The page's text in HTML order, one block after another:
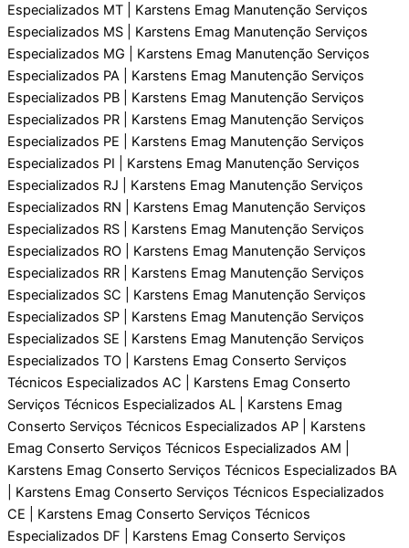
Especializados MT | Karstens Emag Manutenção Serviços
Especializados MS | Karstens Emag Manutenção Serviços
Especializados MG | Karstens Emag Manutenção Serviços
Especializados PA | Karstens Emag Manutenção Serviços
Especializados PB | Karstens Emag Manutenção Serviços
Especializados PR | Karstens Emag Manutenção Serviços
Especializados PE | Karstens Emag Manutenção Serviços
Especializados PI | Karstens Emag Manutenção Serviços
Especializados RJ | Karstens Emag Manutenção Serviços
Especializados RN | Karstens Emag Manutenção Serviços
Especializados RS | Karstens Emag Manutenção Serviços
Especializados RO | Karstens Emag Manutenção Serviços
Especializados RR | Karstens Emag Manutenção Serviços
Especializados SC | Karstens Emag Manutenção Serviços
Especializados SP | Karstens Emag Manutenção Serviços
Especializados SE | Karstens Emag Manutenção Serviços
Especializados TO | Karstens Emag Conserto Serviços
Técnicos Especializados AC | Karstens Emag Conserto
Serviços Técnicos Especializados AL | Karstens Emag
Conserto Serviços Técnicos Especializados AP | Karstens
Emag Conserto Serviços Técnicos Especializados AM |
Karstens Emag Conserto Serviços Técnicos Especializados BA
| Karstens Emag Conserto Serviços Técnicos Especializados
CE | Karstens Emag Conserto Serviços Técnicos
Especializados DF | Karstens Emag Conserto Serviços